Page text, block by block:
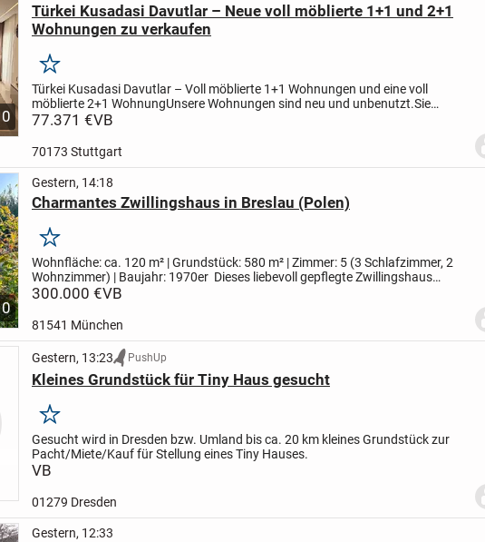
Türkei Kusadasi Davutlar – Neue voll möblierte 1+1 und 2+1
Wohnungen zu verkaufen
Merken
Türkei Kusadasi Davutlar – Voll möblierte 1+1 Wohnungen und eine voll
möblierte 2+1 WohnungUnsere Wohnungen sind neu und unbenutzt.Sie
befinden sich in der Nähe von Supermärkten, dem Gesundheitszent...
77.371 €VB
70173 Stuttgart
Gestern, 14:18
Charmantes Zwillingshaus in Breslau (Polen)
Merken
Wohnfläche: ca. 120 m² | Grundstück: 580 m² | Zimmer: 5 (3 Schlafzimmer, 2
Wohnzimmer) | Baujahr: 1970er Dieses liebevoll gepflegte Zwillingshaus
(Doppelhaushälfte) aus den 1970er Jahren bietet auf...
300.000 €VB
81541 München
Gestern, 13:23 PushUp
Kleines Grundstück für Tiny Haus gesucht
Merken
Gesucht wird in Dresden bzw. Umland bis ca. 20 km kleines Grundstück zur
Pacht/Miete/Kauf für Stellung eines Tiny Hauses.
VB
01279 Dresden
Gestern, 12:33